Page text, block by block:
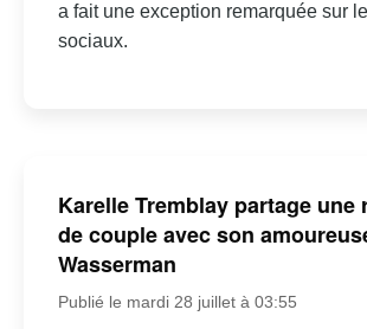
a fait une exception remarquée sur
sociaux.
Karelle Tremblay partage une
de couple avec son
Wasserman
Publié le mardi 28 juillet à 03:55